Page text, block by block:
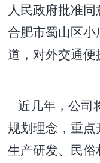
人民政府批准
合肥市蜀山区小
道，对外交通便
近几年 ，公
规划理念，重点
生产研发、民俗